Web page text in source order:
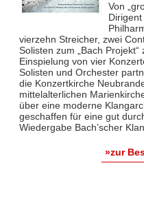
Von
vierzehn Streicher, zwei
Solisten zum „Bach
Einspielung von vier
Solisten und Orchester
die Konzertkirche
mittelalterlichen
über eine moderne
geschaffen für eine gut
Wiedergabe Bach’scher
»zur